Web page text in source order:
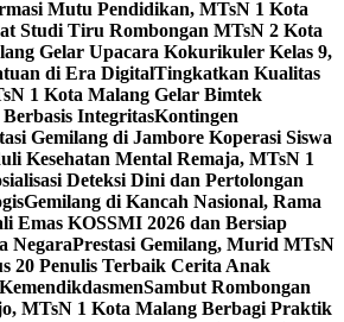
Mutu Pendidikan, MTsN 1 Kota
Studi Tiru Rombongan MTsN 2 Kota
Gelar Upacara Kokurikuler Kelas 9,
di Era DigitalTingkatkan Kualitas
1 Kota Malang Gelar Bimtek
IntegritasKontingen
Gemilang di Jambore Koperasi Siswa
Kesehatan Mental Remaja, MTsN 1
Deteksi Dini dan Pertolongan
Gemilang di Kancah Nasional, Rama
Emas KOSSMI 2026 dan Bersiap
NegaraPrestasi Gemilang, Murid MTsN
20 Penulis Terbaik Cerita Anak
Sambut Rombongan
MTsN 1 Kota Malang Berbagi Praktik